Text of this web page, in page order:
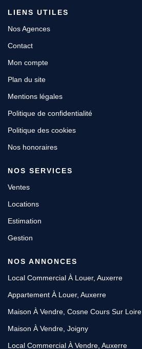
LIENS UTILES
Nos Agences
Contact
Mon compte
Plan du site
Mentions légales
Politique de confidentialité
Politique des cookies
Nos honoraires
NOS SERVICES
Ventes
Locations
Estimation
Gestion
NOS ANNONCES
Local Commercial À Louer, Auxerre
Appartement À Louer, Auxerre
Maison À Vendre, Cosne Cours Sur Loire
Maison À Vendre, Joigny
Local Commercial À Vendre, Auxerre